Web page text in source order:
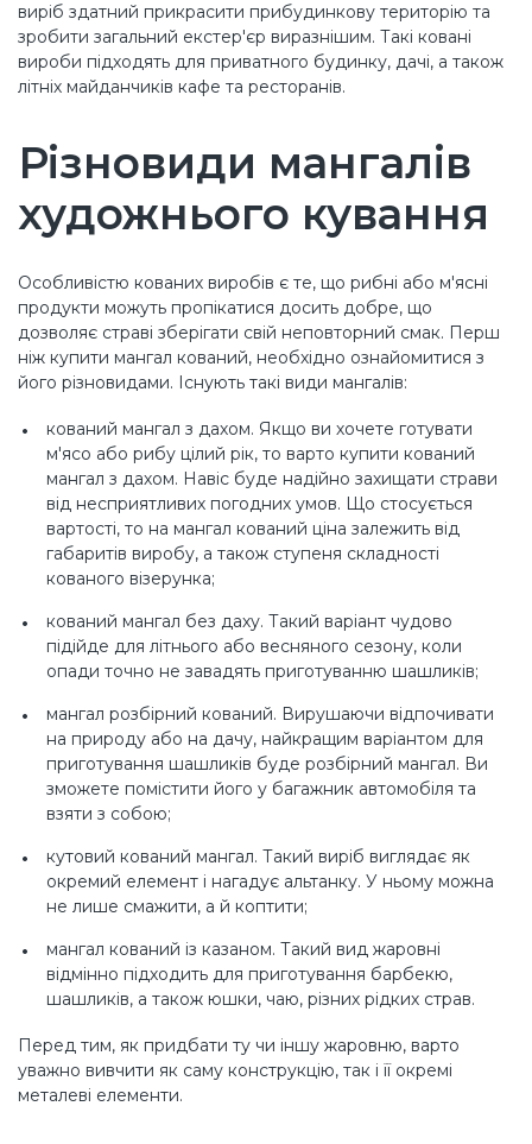
виріб здатний прикрасити прибудинкову територію та
зробити загальний екстер'єр виразнішим. Такі ковані
вироби підходять для приватного будинку, дачі, а також
літніх майданчиків кафе та ресторанів.
Різновиди мангалів
художнього кування
Особливістю кованих виробів є те, що рибні або м'ясні
продукти можуть пропікатися досить добре, що
дозволяє страві зберігати свій неповторний смак. Перш
ніж купити мангал кований, необхідно ознайомитися з
його різновидами. Існують такі види мангалів:
кований мангал з дахом. Якщо ви хочете готувати
м'ясо або рибу цілий рік, то варто купити кований
мангал з дахом. Навіс буде надійно захищати страви
від несприятливих погодних умов. Що стосується
вартості, то на мангал кований ціна залежить від
габаритів виробу, а також ступеня складності
кованого візерунка;
кований мангал без даху. Такий варіант чудово
підійде для літнього або весняного сезону, коли
опади точно не завадять приготуванню шашликів;
мангал розбірний кований. Вирушаючи відпочивати
на природу або на дачу, найкращим варіантом для
приготування шашликів буде розбірний мангал. Ви
зможете помістити його у багажник автомобіля та
взяти з собою;
кутовий кований мангал. Такий виріб виглядає як
окремий елемент і нагадує альтанку. У ньому можна
не лише смажити, а й коптити;
мангал кований із казаном. Такий вид жаровні
відмінно підходить для приготування барбекю,
шашликів, а також юшки, чаю, різних рідких страв.
Перед тим, як придбати ту чи іншу жаровню, варто
уважно вивчити як саму конструкцію, так і її окремі
металеві елементи.